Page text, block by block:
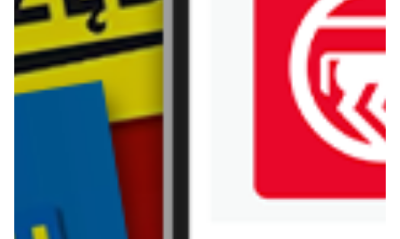
aktualna
Makro
Ulotka Doritos
od dziś
Soplica - odkryj smaki lata w Lidlu
WIĘCEJ GAZETEK MAKRO